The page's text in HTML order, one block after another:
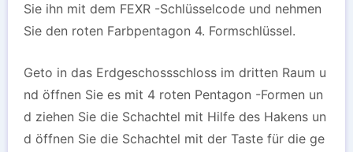
Sie ihn mit dem FEXR -Schlüsselcode und nehmen
Sie den roten Farbpentagon 4. Formschlüssel.
Geto in das Erdgeschossschloss im dritten Raum u
nd öffnen Sie es mit 4 roten Pentagon -Formen un
d ziehen Sie die Schachtel mit Hilfe des Hakens un
d öffnen Sie die Schachtel mit der Taste für die ge